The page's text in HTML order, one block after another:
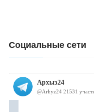
Социальные сети